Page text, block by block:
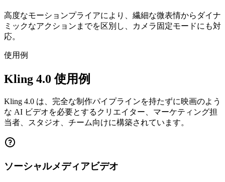
高度なモーションプライアにより、繊細な微表情からダイナ
ミックなアクションまでを区別し、カメラ固定モードにも対
応。
使用例
Kling 4.0 使用例
Kling 4.0 は、完全な制作パイプラインを持たずに映画のよう
な AI ビデオを必要とするクリエイター、マーケティング担
当者、スタジオ、チーム向けに構築されています。
ソーシャルメディアビデオ